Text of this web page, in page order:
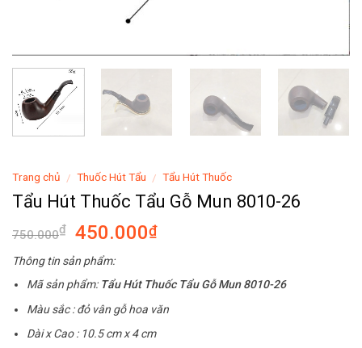
Trang chủ / Thuốc Hút Tẩu / Tẩu Hút Thuốc
Tẩu Hút Thuốc Tẩu Gỗ Mun 8010-26
750.000₫ 450.000₫
Thông tin sản phẩm:
Mã sản phẩm: Tẩu Hút Thuốc Tẩu Gỗ Mun 8010-26
Màu sắc : đỏ vân gỗ hoa văn
Dài x Cao : 10.5 cm x 4 cm